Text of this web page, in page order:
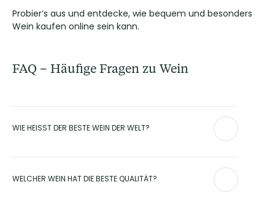
Probier’s aus und entdecke, wie bequem und besonders
Wein kaufen online sein kann.
FAQ – Häufige Fragen zu Wein
WIE HEISST DER BESTE WEIN DER WELT?
angesehensten und beliebtesten Weinen zählen jedoch die
WELCHER WEIN HAT DIE BESTE QUALITÄT?